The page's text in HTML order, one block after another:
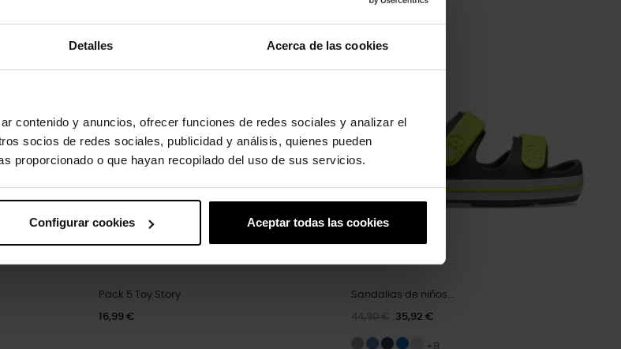
Detalles Acerca de las cookies
contenido y anuncios, ofrecer funciones de redes sociales y analizar el
socios de redes sociales, publicidad y análisis, quienes pueden
proporcionado o que hayan recopilado del uso de sus servicios.
Configurar cookies Aceptar todas las cookies
han comprado:
Pack 5 Toy Story
16,99 €
Sandalias de niños...
44,90 € 35,92 €